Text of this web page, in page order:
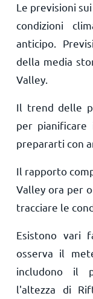
Le previsioni
condizioni
anticipo.
della media
Valley.
Il trend delle
per
prepararti con
Il rapporto
Valley ora per
tracciare le
Esistono vari
osserva il
includono il
l'altezza di